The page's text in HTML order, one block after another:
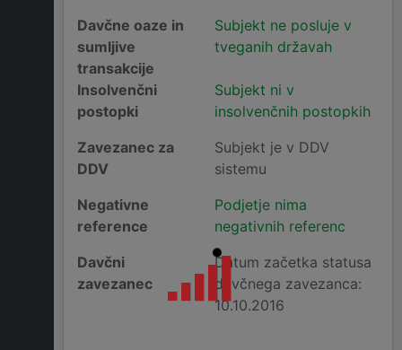
Davčne oaze in
sumljive
transakcije
Subjekt ne posluje v
tveganih državah
Insolvenčni
postopki
Subjekt ni v
insolvenčnih postopkih
Zavezanec za
DDV
Subjekt je v DDV
sistemu
Negativne
reference
Podjetje nima
negativnih referenc
Davčni
zavezanec
Datum začetka statusa
davčnega zavezanca:
10.10.2016